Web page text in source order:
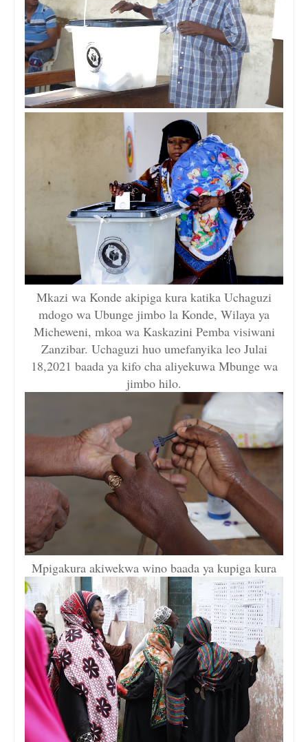
Mkazi wa Konde akipiga kura katika Uchaguzi
mdogo wa Ubunge jimbo la Konde, Wilaya ya
Micheweni, mkoa wa Kaskazini Pemba visiwani
Zanzibar. Uchaguzi huo umefanyika leo Julai
18,2021 baada ya kifo cha aliyekuwa Mbunge wa
jimbo hilo.
Mpigakura akiwekwa wino baada ya kupiga kura